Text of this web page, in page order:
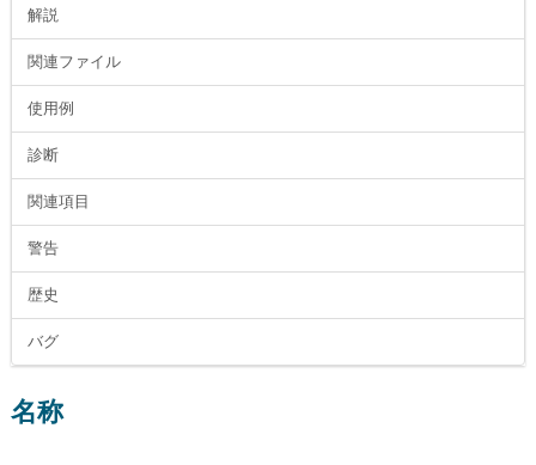
解説
関連ファイル
使用例
診断
関連項目
警告
歴史
バグ
名称